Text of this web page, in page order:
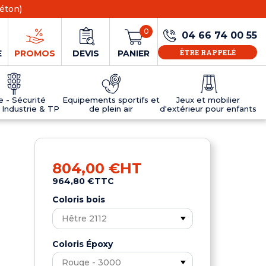
PROMOS DEVIS PANIER
0 04 66 74 00 55
ÊTRE RAPPELÉ
- Sécurité
& TP
Equipements sportifs et
de plein air
Tables de ping-pong en résine
Jeux et mobilier
d'extérieur pour enfants
MOBILIER D'EXTÉRIEUR POUR ENFANTS
804,00 €HT
964,80 €TTC
Coloris bois
Coloris Époxy